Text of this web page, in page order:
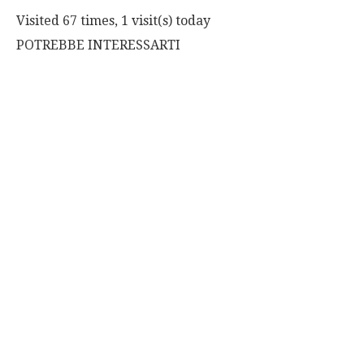
Visited 67 times, 1 visit(s) today
POTREBBE INTERESSARTI